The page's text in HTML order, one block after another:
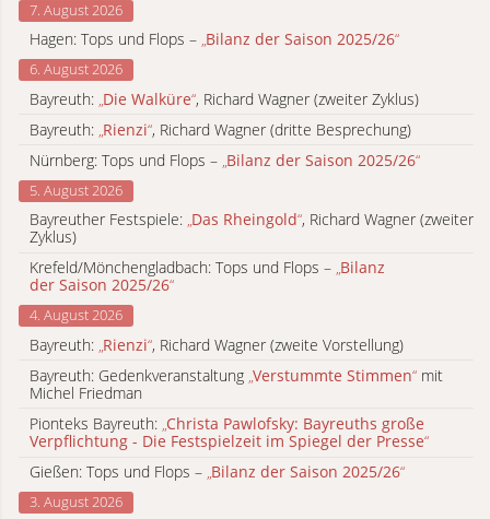
7. August 2026
Hagen: Tops und Flops – „Bilanz der Saison 2025/26“
6. August 2026
Bayreuth: Die Walküre“, Richard Wagner (zweiter Zyklus)
Bayreuth: „Rienzi“, Richard Wagner (dritte Besprechung)
Nürnberg: Tops und Flops – „Bilanz der Saison 2025/26“
5. August 2026
Bayreuther Festspiele: „Das Rheingold“, Richard Wagner (zweiter
Zyklus)
Krefeld/Mönchengladbach: Tops und Flops – „Bilanz
der Saison 2025/26“
4. August 2026
Bayreuth: Rienzi“, Richard Wagner (zweite Vorstellung)
Bayreuth: Gedenkveranstaltung „Verstummte Stimmen“ mit
Michel Friedman
Pionteks Bayreuth: „Christa Pawlofsky: Bayreuths große
Verpflichtung - Die Festspielzeit im Spiegel der Presse“
Gießen: Tops und Flops – „Bilanz der Saison 2025/26“
3. August 2026